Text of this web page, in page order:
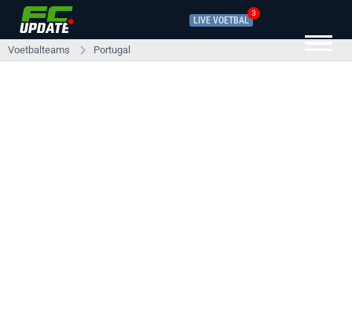
LIVE VOETBAL
3
Voetbalteams Portugal